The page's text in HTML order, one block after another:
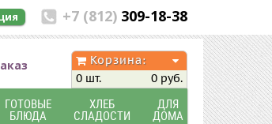
+7 (812) 309-18-38
Корзина:
0 шт.
0 руб.
ГОТОВЫЕ
БЛЮДА
ХЛЕБ
СЛАДОСТИ
ДЛЯ
ДОМА